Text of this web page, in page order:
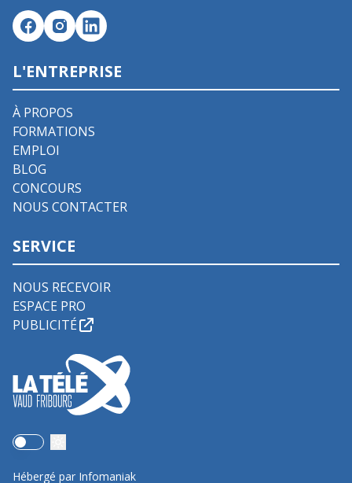
L'ENTREPRISE
À PROPOS
FORMATIONS
EMPLOI
BLOG
CONCOURS
NOUS CONTACTER
SERVICE
NOUS RECEVOIR
ESPACE PRO
PUBLICITÉ
Use setting
Hébergé par Infomaniak